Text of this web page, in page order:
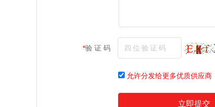
*验 证 码
允许分发给更多优质供应商
立即提交